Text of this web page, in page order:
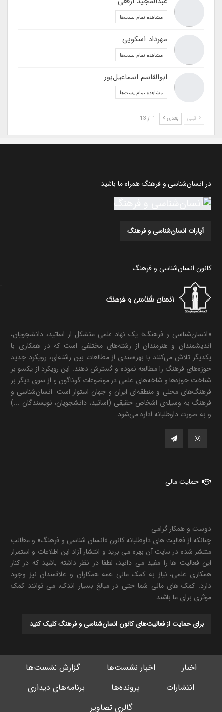
مشاهده تمام پست‌ها
مهرداد اسکویی
مشاهده تمام پست‌ها
ابوالقاسم اسماعیل‌پور
مشاهده تمام پست‌ها
قبلی بعدی
در انسان‌شناسی و فرهنگ همراه ما باشید
آپارات انسان‌شناسی و فرهنگ
کانون انسان‌شناسی و فرهنگ
«انسان‌شناسی و فرهنگ» یک نهاد علمی متشکل از اساتید، دانشجویان،
اندیشمندان و هنرمندان از رشته‌های مختلفی است که در همکاری با
یکدیگر تلاش می‌کنند با بهره‌مندی از مطالعات بین رشته‌ای، رویکرد جدید
حوزه‌های فرهنگ را مطالعه نموده و گسترش دهند. این رویکرد از یکسو بر
شناخت حوزه‌ها و شاخه‌های علمی در موضوعات گوناگون و از سوی دیگر بر
فرهنگ‌های محلی و منطقه‌ای ایران و جهان استوار است. انسان‌شناسی و
فرهنگ به وسیله‌ی اشخاص حقیقی (اساتید، دانشجویان، نویسندگان ...)
و به صورت داوطلبانه اداره می‌شود.
حمایت مالی
دوست و همکار گرامی
چنانکه از فعالیت های داوطلبانه کانون «انسان شناسی و فرهنگ» و مطالب
منتشر شده در سایت آن بهره می برید و انتشار آزاد این اطلاعات و استمرار
این فعالیت ها را مفید می دانید، لطفا در نظر داشته باشید که در کنار
همکاری علمی، نیاز به کمک مالی همه همکاران و علاقمندان نیز وجود
دارد. کمک های مالی شما حتی در مبالغ بسیار اندک، می توانند کمک
موثری برای ما باشند.
برای حمایت از فعالیت‌های کانون انسان‌شناسی و فرهنگ کلیک کنید
اخبار اخبار نشست‌ها
گزارش نشست‌ها
انتشارات
پرونده‌ها
برنامه‌های دیداری
گالری تصاویر